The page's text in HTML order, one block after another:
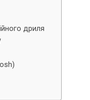
дриля